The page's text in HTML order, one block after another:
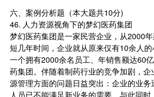
六、案例分析题（本大题共10分)
46. 人力资源视角下的梦幻医药集团
梦幻医药集团是一家民营企业，从2000
短几年时间，企业就从原来仅有10余人
一个拥有2000余名员工、年销售额达60
药集团。伴随着制药行业的竞争加剧，企
源管理方面的问题日益突出：企业的业